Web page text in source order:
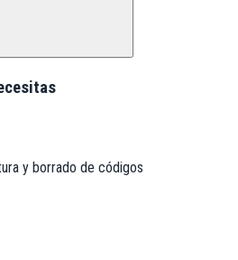
y borrado de códigos